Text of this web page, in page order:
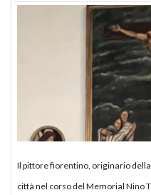
Il pittore fiorentino, originario
città nel corso del Memorial Nino